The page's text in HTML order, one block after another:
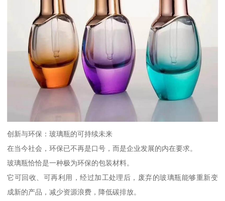
创新与环保：玻璃瓶的可持续未来
在当今社会，环保已不再是口号，而是企业发展的内在要求。
玻璃瓶恰恰是一种极为环保的包装材料。
它可回收、可再利用，经过加工处理后，废弃的玻璃瓶能够重新变
成新的产品，减少资源浪费，降低碳排放。